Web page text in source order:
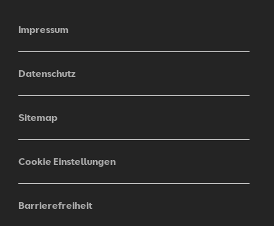
Impressum
Datenschutz
Sitemap
Cookie Einstellungen
Barrierefreiheit